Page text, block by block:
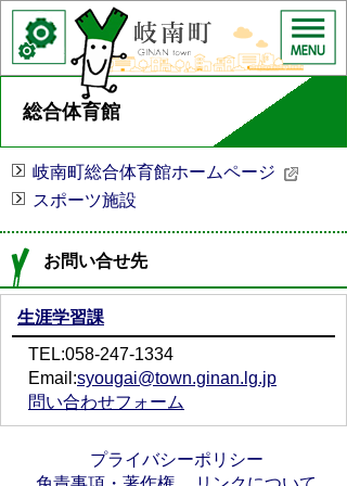
総合体育館
岐南町総合体育館ホームページ
スポーツ施設
お問い合せ先
生涯学習課
TEL:058-247-1334
Email:syougai@town.ginan.lg.jp
問い合わせフォーム
プライバシーポリシー